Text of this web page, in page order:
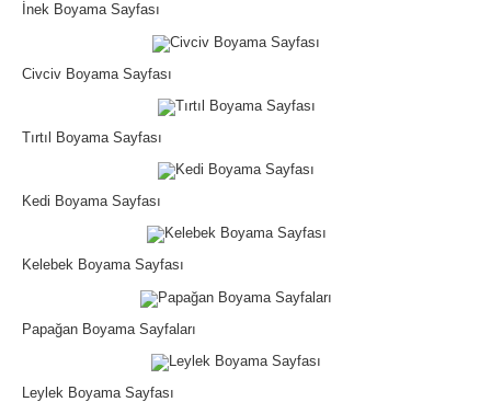
İnek Boyama Sayfası
Civciv Boyama Sayfası
Tırtıl Boyama Sayfası
Kedi Boyama Sayfası
Kelebek Boyama Sayfası
Papağan Boyama Sayfaları
Leylek Boyama Sayfası